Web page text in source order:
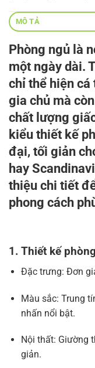
MÔ TẢ
Phòng ngủ là
một ngày dài.
chỉ thể hiện cá
gia chủ mà
chất lượng
kiểu thiết kế
đại, tối giản
hay
thiệu chi tiết
phong cách
1. Thiết kế
Đặc trưng: Đơn
Màu sắc: Trung
nhấn nổi bật.
Nội thất: Giường
giản.